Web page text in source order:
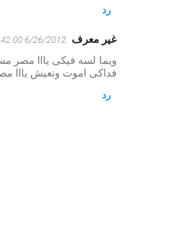
رد
غير معرف 6/26/2012 02:42:00 ص
ويما لسه فيكى يااا
فداكى اموت وتعيش يااا
رد